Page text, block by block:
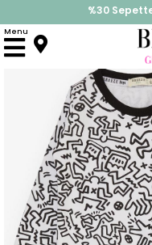
%30
İndirimlere ek
Menu
Anasayfa